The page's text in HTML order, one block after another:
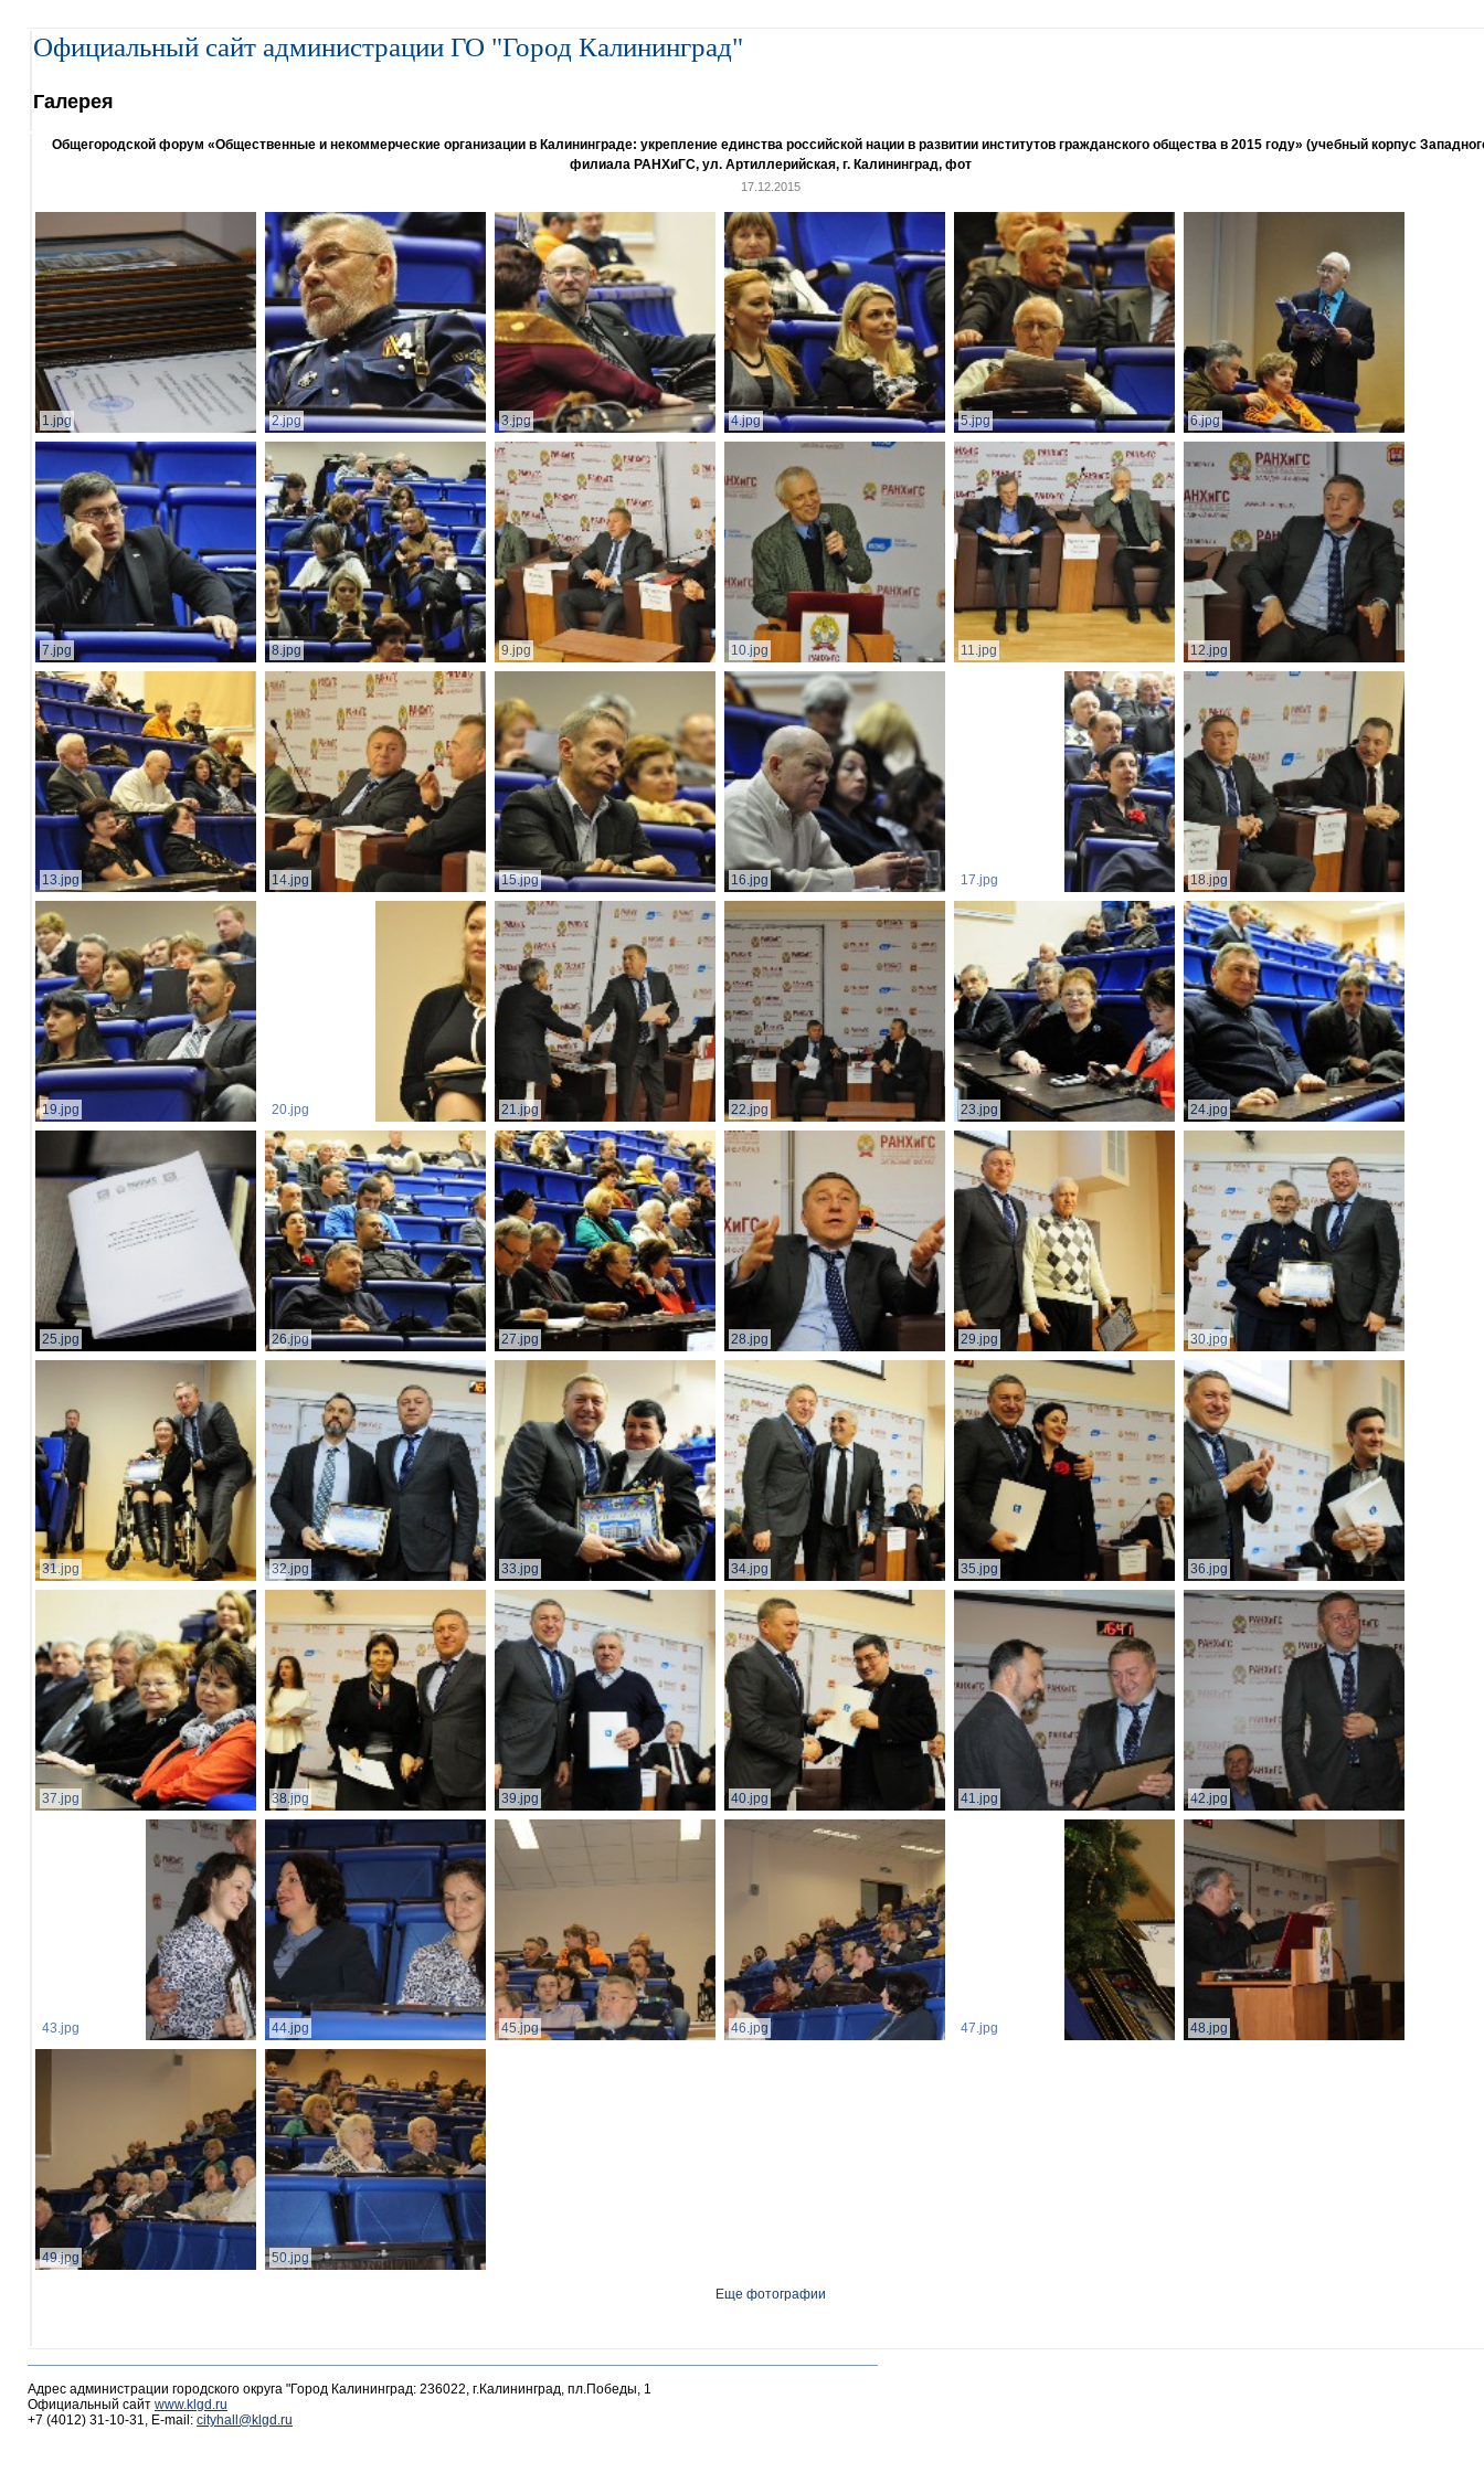
Официальный сайт администрации ГО "Город Калининград"
Галерея
Общегородской форум «Общественные и некоммерческие организации в Калининграде: укрепление единства российской нации в развитии институтов гражданского общества в 2015 году» (учебный корпус
филиала РАНХиГС, ул. Артиллерийская, г. Калининград, фот
17.12.2015
1.jpg 2.jpg 3.jpg 4.jpg 5.jpg 6.jpg
7.jpg 8.jpg 9.jpg 10.jpg 11.jpg 12.jpg
13.jpg 14.jpg 15.jpg 16.jpg 17.jpg 18.jpg
19.jpg 20.jpg 21.jpg 22.jpg 23.jpg 24.jpg
25.jpg 26.jpg 27.jpg 28.jpg 29.jpg 30.jpg
31.jpg 32.jpg 33.jpg 34.jpg 35.jpg 36.jpg
37.jpg 38.jpg 39.jpg 40.jpg 41.jpg 42.jpg
43.jpg 44.jpg 45.jpg 46.jpg 47.jpg 48.jpg
49.jpg 50.jpg
Еще фотографии
Адрес администрации городского округа "Город Калининград: 236022, г.Калининград, пл.Победы, 1
Официальный сайт www.klgd.ru
+7 (4012) 31-10-31, E-mail: cityhall@klgd.ru